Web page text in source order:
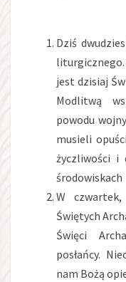
Dziś
jest dzisiaj
Modlitwą
powodu
musieli
życzliwości i
środowiskach
W
Świętych
Święci
posłańcy.
nam Bożą